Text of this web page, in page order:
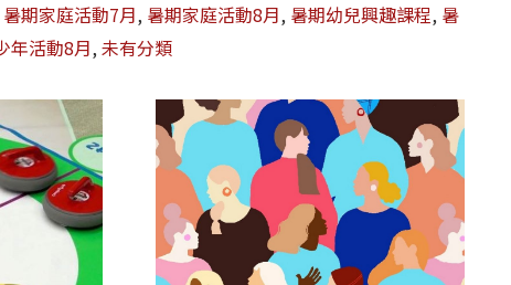
暑期家庭活動7月, 暑期家庭活動8月, 暑期幼兒興趣課程, 暑
年活動8月,未有分類